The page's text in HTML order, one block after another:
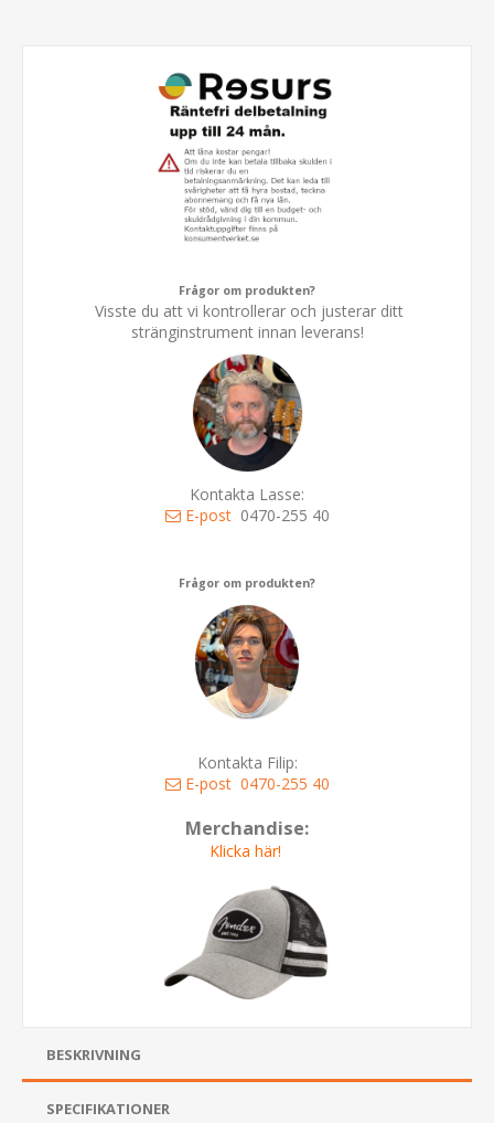
Frågor om produkten?
Visste du att vi kontrollerar och justerar ditt
stränginstrument innan leverans!
Kontakta Lasse:
E-post0470-255 40
Frågor om produkten?
Kontakta Filip:
E-post 0470-255 40
Merchandise:
Klicka här!
BESKRIVNING
SPECIFIKATIONER